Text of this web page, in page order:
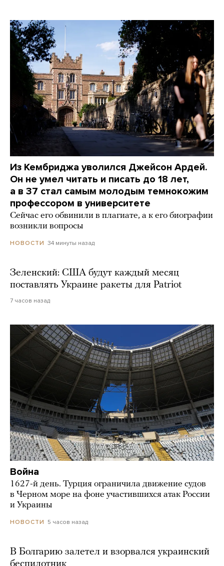
Из Кембриджа уволился Джейсон Ардей.
Он не умел читать и писать до 18 лет,
а в 37 стал самым молодым темнокожим
профессором в университете
Сейчас его обвинили в плагиате, а к его биографии
возникли вопросы
НОВОСТИ 34 минуты назад
Зеленский: США будут каждый месяц
поставлять Украине ракеты для Patriot
7 часов назад
Война
1627-й день. Турция ограничила движение судов
в Черном море на фоне участившихся атак России
и Украины
НОВОСТИ 5 часов назад
В Болгарию залетел и взорвался украинский